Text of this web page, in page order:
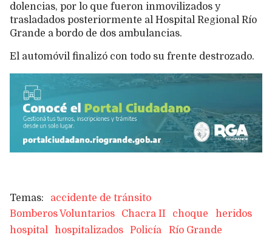
dolencias, por lo que fueron inmovilizados y
trasladados posteriormente al Hospital Regional Río
Grande a bordo de dos ambulancias.
El automóvil finalizó con todo su frente destrozado.
accidente de tránsito
Bomberos Voluntarios
Chacra II choque
heridos
hospital
hospitalizados Policía Río Grande